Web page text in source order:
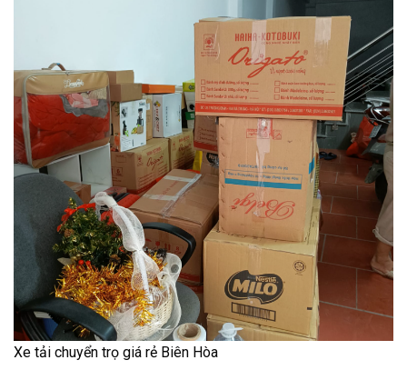
Xe tải chuyển trọ giá rẻ Biên Hòa